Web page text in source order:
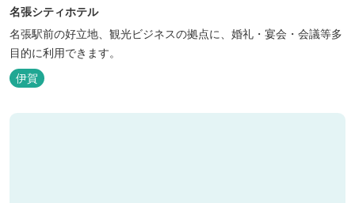
名張シティホテル
名張駅前の好立地、観光ビジネスの拠点に、婚礼・宴会・会議等多
目的に利用できます。
伊賀